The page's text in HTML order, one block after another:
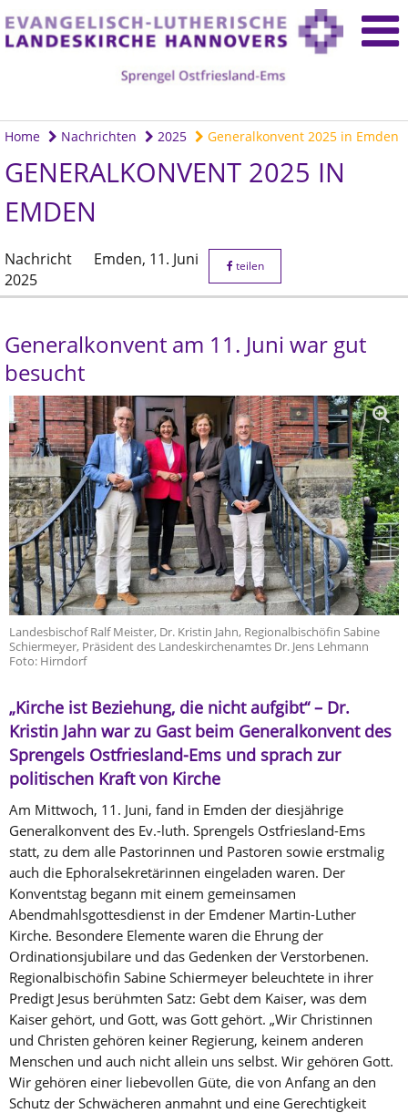
Home Nachrichten 2025 Generalkonvent 2025 in Emden
GENERALKONVENT 2025 IN
EMDEN
Nachricht Emden, 11. Juni
2025
teilen
Generalkonvent am 11. Juni war gut
besucht
Landesbischof Ralf Meister, Dr. Kristin Jahn, Regionalbischöfin Sabine
Schiermeyer, Präsident des Landeskirchenamtes Dr. Jens Lehmann
Foto: Hirndorf
„Kirche ist Beziehung, die nicht aufgibt“ – Dr.
Kristin Jahn war zu Gast beim Generalkonvent des
Sprengels Ostfriesland-Ems und sprach zur
politischen Kraft von Kirche
Am Mittwoch, 11. Juni, fand in Emden der diesjährige
Generalkonvent des Ev.-luth. Sprengels Ostfriesland-Ems
statt, zu dem alle Pastorinnen und Pastoren sowie erstmalig
auch die Ephoralsekretärinnen eingeladen waren. Der
Konventstag begann mit einem gemeinsamen
Abendmahlsgottesdienst in der Emdener Martin-Luther
Kirche. Besondere Elemente waren die Ehrung der
Ordinationsjubilare und das Gedenken der Verstorbenen.
Regionalbischöfin Sabine Schiermeyer beleuchtete in ihrer
Predigt Jesus berühmten Satz: Gebt dem Kaiser, was dem
Kaiser gehört, und Gott, was Gott gehört. „Wir Christinnen
und Christen gehören keiner Regierung, keinem anderen
Menschen und auch nicht allein uns selbst. Wir gehören Gott.
Wir gehören einer liebevollen Güte, die von Anfang an den
Schutz der Schwächeren anmahnt und eine Gerechtigkeit